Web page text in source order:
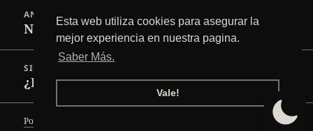
Esta web utiliza cookies para asegurar la
mejor experiencia en nuestra pagina.
Saber Más.
Vale!
entradas
ANTERIOR
Entrada
anterior:
Nimbus
SIGUIENTE
Entrada
¿Pac-Man o coches?
Política de privacidad